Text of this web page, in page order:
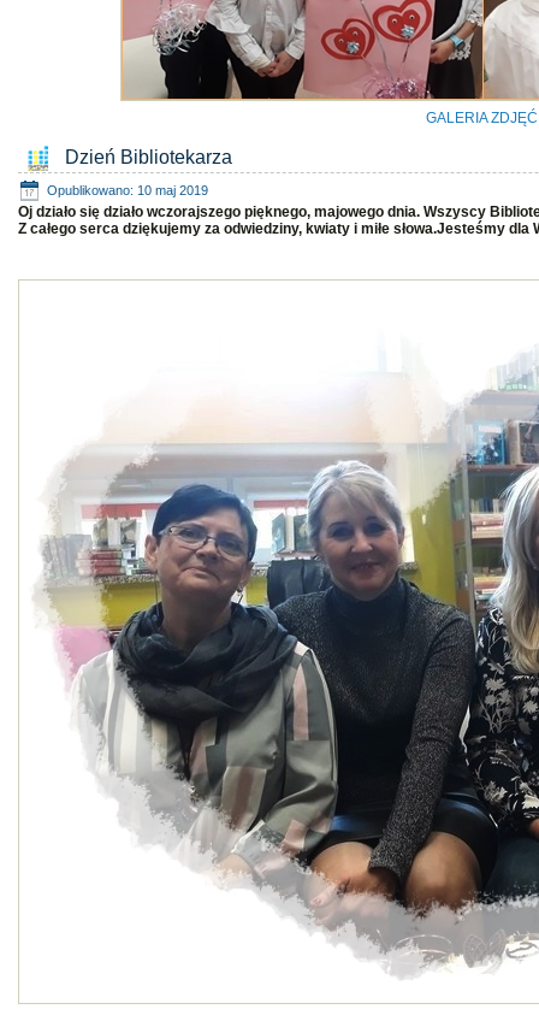
GALERIA ZDJĘĆ
Dzień Bibliotekarza
Opublikowano: 10 maj 2019
Oj działo się działo wczorajszego pięknego, majowego dnia. Wszyscy
Z całego serca dziękujemy za odwiedziny, kwiaty i miłe słowa.Jesteśmy